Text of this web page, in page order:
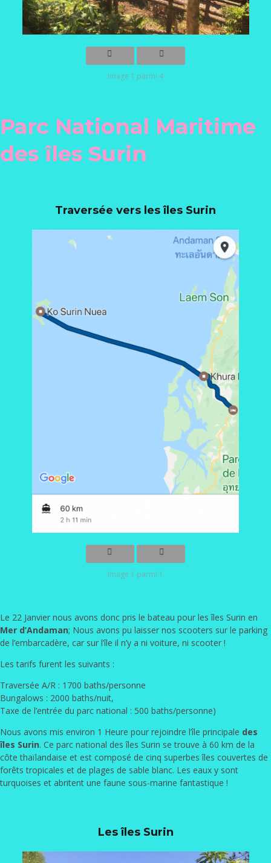
Image 1 parmi 4
Parc National Maritime
des îles Surin
Traversée vers les îles Surin
Image 1 parmi 1
Le 22 Janvier nous avons donc pris le bateau pour les îles Surin en
Mer d’Andaman; Nous avons pu laisser nos scooters sur le parking
de l’embarcadère, car sur l’île il n’y a ni voiture, ni scooter !
Les tarifs furent les suivants :
Traversée A/R : 1700 baths/personne
Bungalows : 2000 baths/nuit,
Taxe de l’entrée du parc national : 500 baths/personne)
Nous avons mis environ 1 Heure pour rejoindre l’île principale des
îles Surin. Ce parc national des îles Surin se trouve à 60 km de la
côte thaïlandaise et est composé de cinq superbes îles couvertes de
forêts tropicales et de plages de sable blanc. Les eaux y sont
turquoises et abritent une faune sous-marine fantastique !
Les îles Surin